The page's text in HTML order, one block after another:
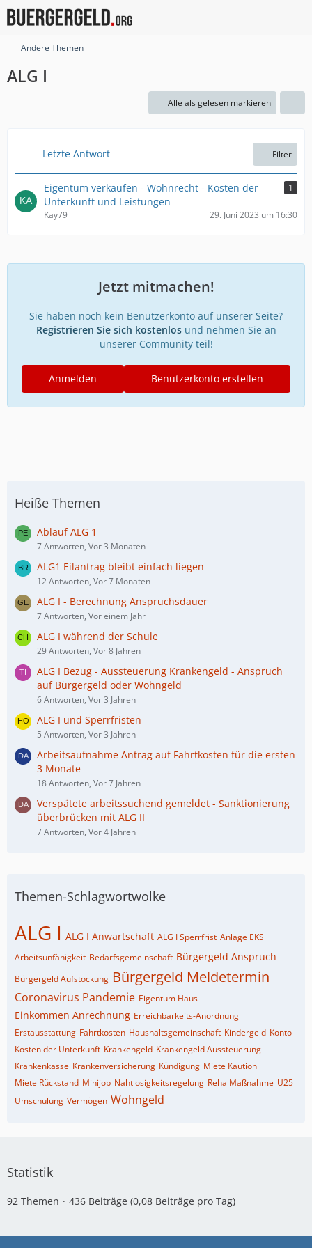
Andere Themen
ALG I
Alle als gelesen markieren
Letzte Antwort Filter
Eigentum verkaufen - Wohnrecht - Kosten der
Unterkunft und Leistungen
1
Kay79 29. Juni 2023 um 16:30
Jetzt mitmachen!
Sie haben noch kein Benutzerkonto auf unserer Seite?
Registrieren Sie sich kostenlosund nehmen Sie an
unserer Community teil!
Benutzerkonto erstellen
Anmelden
Heiße Themen
Ablauf ALG 1
7 Antworten, Vor 3 Monaten
ALG1 Eilantrag bleibt einfach liegen
12 Antworten, Vor 7 Monaten
ALG I - Berechnung Anspruchsdauer
7 Antworten, Vor einem Jahr
ALG I während der Schule
29 Antworten, Vor 8 Jahren
ALG I Bezug - Aussteuerung Krankengeld - Anspruch
auf Bürgergeld oder Wohngeld
6 Antworten, Vor 3 Jahren
ALG I und Sperrfristen
5 Antworten, Vor 3 Jahren
Arbeitsaufnahme Antrag auf Fahrtkosten für die ersten
3 Monate
18 Antworten, Vor 7 Jahren
Verspätete arbeitssuchend gemeldet - Sanktionierung
überbrücken mit ALG II
7 Antworten, Vor 4 Jahren
Themen-Schlagwortwolke
ALG I ALG I Anwartschaft ALG I Sperrfrist Anlage EKS
Arbeitsunfähigkeit Bedarfsgemeinschaft Bürgergeld Anspruch
Bürgergeld Aufstockung Bürgergeld Meldetermin
Coronavirus Pandemie Eigentum Haus
Einkommen Anrechnung Erreichbarkeits-Anordnung
Erstausstattung Fahrtkosten Haushaltsgemeinschaft Kindergeld Konto
Kosten der Unterkunft Krankengeld Krankengeld Aussteuerung
Krankenkasse Krankenversicherung Kündigung Miete Kaution
Miete Rückstand Minijob Nahtlosigkeitsregelung Reha Maßnahme U25
Umschulung Vermögen Wohngeld
Statistik
92 Themen 436 Beiträge (0,08 Beiträge pro Tag)